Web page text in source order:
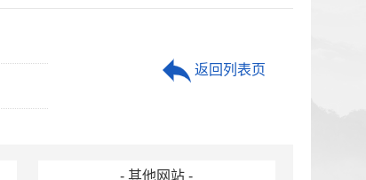
返回列表页
- 其他网站 -